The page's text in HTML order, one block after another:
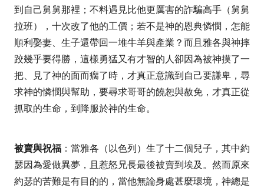
到自己舅舅那裡；不料遇見比他更厲害的詐騙高手（舅舅
拉班），十次改了他的工價；若不是神的恩典憐憫，怎能
順利娶妻、生子還帶回一堆牛羊與產業？而且雅各與神摔
跤幾乎要得勝，這樣勇猛又有才智的人卻因為被神摸了一
把、見了神的面而瘸了時，才真正意識到自己要謙卑，尋
求神的憐憫與幫助，要尋求哥哥的饒恕與赦免，才真正從
抓取的生命，到降服於神的生命。
被賣與祝福 ：當雅各（以色列）生了十二個兒子，其中約
瑟因為愛做異夢，且惹怒兄長最後被賣到埃及。然而原來
約瑟的苦難是有目的的，當他無論身處甚麼環境，神總是